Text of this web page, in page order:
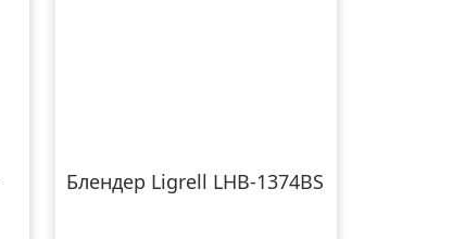
Блендер Ligrell LHB-1374BS